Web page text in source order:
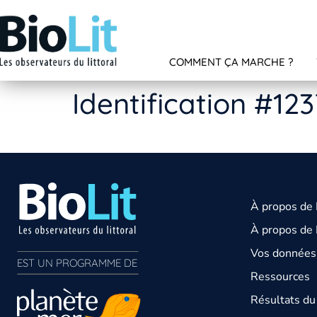
COMMENT ÇA MARCHE ?
Identification
EST UN PROGRAMME DE
À propos de
À propos de
Vos
Ressources
Résultats